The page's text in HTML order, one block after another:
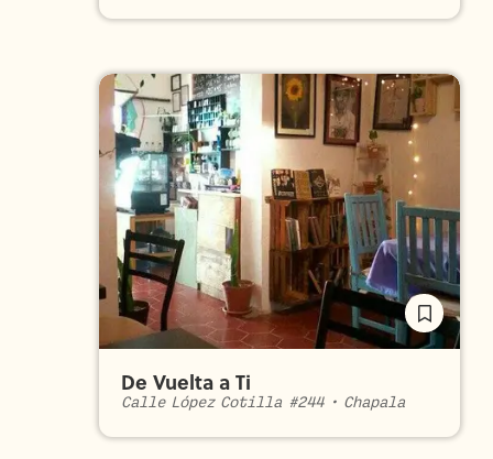
De Vuelta a Ti
Calle López Cotilla #244• Chapala